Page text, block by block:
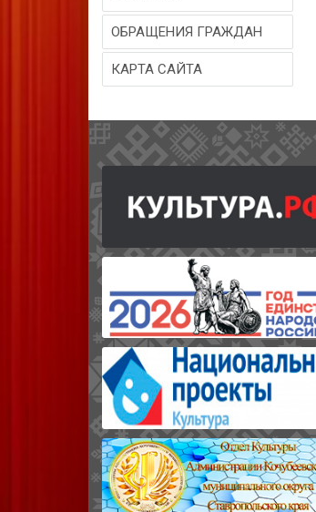
ОБРАЩЕНИЯ ГРАЖДАН
КАРТА САЙТА